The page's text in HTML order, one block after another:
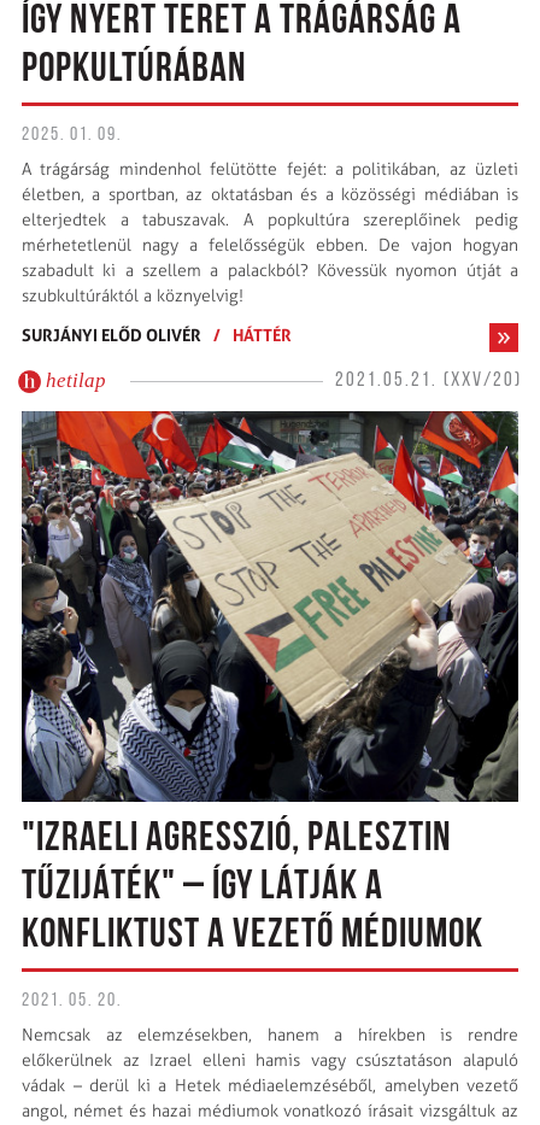
ÍGY NYERT TERET A TRÁGÁRSÁG A
POPKULTÚRÁBAN
2025. 01. 09.
A trágárság mindenhol felütötte fejét: a politikában, az üzleti
életben, a sportban, az oktatásban és a közösségi médiában is
elterjedtek a tabuszavak. A popkultúra szereplőinek pedig
mérhetetlenül nagy a felelősségük ebben. De vajon hogyan
szabadult ki a szellem a palackból? Kövessük nyomon útját a
szubkultúráktól a köznyelvig!
SURJÁNYI ELŐD OLIVÉR
/ HÁTTÉR
hetilap 2021.05.21. (XXV/20)
"IZRAELI AGRESSZIÓ, PALESZTIN
TŰZIJÁTÉK" – ÍGY LÁTJÁK A
KONFLIKTUST A VEZETŐ MÉDIUMOK
2021. 05. 20.
Nemcsak az elemzésekben, hanem a hírekben is rendre
előkerülnek az Izrael elleni hamis vagy csúsztatáson alapuló
vádak – derül ki a Hetek médiaelemzéséből, amelyben vezető
angol, német és hazai médiumok vonatkozó írásait vizsgáltuk az